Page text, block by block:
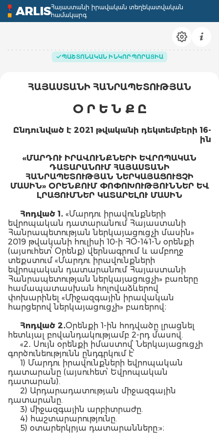
ARLISՀայաստանի իրավական տեղեկատվական
համակարգ
ՊԱՇՏՈՆԱԿԱՆ ԻՆԿՈՐՊՈՐԱՑԻԱ
ՀԱՅԱՍՏԱՆԻ ՀԱՆՐԱՊԵՏՈՒԹՅԱՆ
Օ Ր Ե Ն Ք Ը
Ընդունված է 2021 թվականի դեկտեմբերի 16-
ին
«ՄԱՐԴՈՒ ԻՐԱՎՈՒՆՔՆԵՐԻ ԵՎՐՈՊԱԿԱՆ
ԴԱՏԱՐԱՆՈՒՄ ՀԱՅԱՍՏԱՆԻ
ՀԱՆՐԱՊԵՏՈՒԹՅԱՆ ՆԵՐԿԱՅԱՑՈՒՑՉԻ
ՄԱՍԻՆ» ՕՐԵՆՔՈՒՄ ՓՈՓՈԽՈՒԹՅՈՒՆՆԵՐ ԵՎ
ԼՐԱՑՈՒՄՆԵՐ ԿԱՏԱՐԵԼՈՒ ՄԱՍԻՆ
Հոդված 1․ «Մարդու իրավունքների
եվրոպական դատարանում Հայաստանի
Հանրապետության ներկայացուցչի մասին»
2019 թվականի հուլիսի 10-ի ՀՕ-141-Ն օրենքի
(այսուհետ՝ Օրենք) վերնագրում և ամբողջ
տեքստում «Մարդու իրավունքների
եվրոպական դատարանում Հայաստանի
Հանրապետության ներկայացուցչի» բառերը
համապատասխան հոլովաձևերով
փոխարինել «Միջազգային իրավական
հարցերով ներկայացուցչի» բառերով։
Հոդված 2․Օրենքի 1-ին հոդվածը լրացնել
հետևյալ բովանդակությամբ 2-րդ մասով.
«2․ Սույն օրենքի իմաստով՝ Ներկայացուցչի
գործունեությունն ընդգրկում է՝
1) Մարդու իրավունքների եվրոպական
դատարանը (այսուհետ՝ Եվրոպական
դատարան).
2) Արդարադատության միջազգային
դատարանը.
3) միջազգային արբիտրաժը.
4) հաշտարարությունը.
5) օտարերկրյա դատարանները:»։